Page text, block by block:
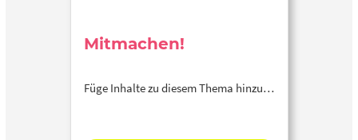
Mitmachen!
Füge Inhalte zu diesem Thema hinzu…